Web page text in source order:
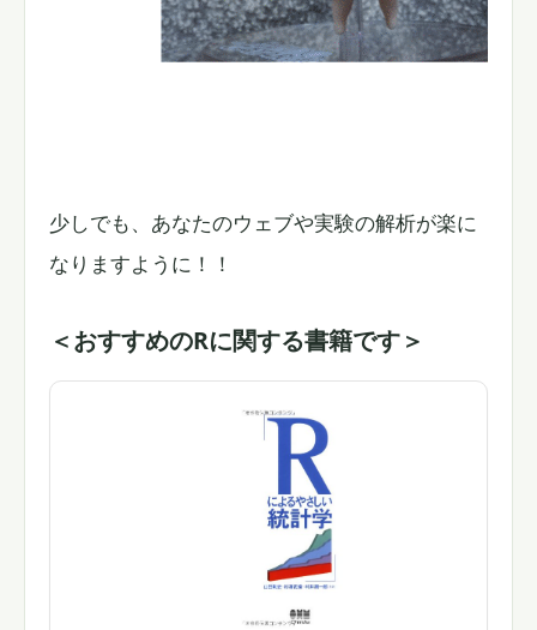
少しでも、あなたのウェブや実験の解析が楽に
なりますように！！
＜おすすめのRに関する書籍です＞